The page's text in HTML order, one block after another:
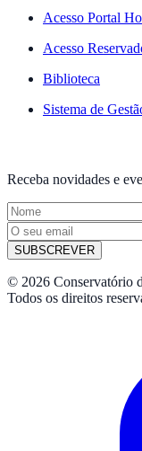
Acesso Portal
Acesso
Biblioteca
Sistema de
Receba novidades e
SUBSCREVER
© 2026 Conservatório
Todos os direitos